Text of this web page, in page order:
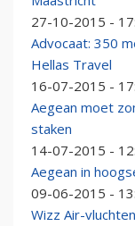
27-10-2015 -
Advocaat: 350
Hellas Travel
16-07-2015 -
Aegean moet
staken
14-07-2015 -
Aegean in
09-06-2015 -
Wizz Air-